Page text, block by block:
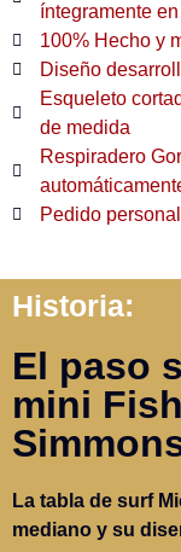
íntegramente
100% Hecho y
Diseño
Esqueleto
de medida
Respiradero
Pedido
Historia:
El paso
mini
La tabla de surf
mediano y su